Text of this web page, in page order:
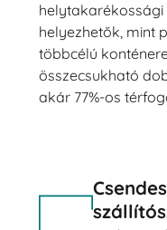
helyezhetők, mint
többcélú
összecsukható
akár 77%-os